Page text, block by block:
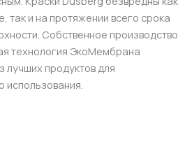
так и на протяжении всего срока
Собственное производство
технология ЭкоМембрана
лучших продуктов для
использования.